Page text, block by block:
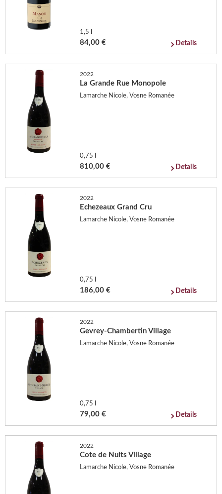
1,5 l
84,00 € Details
2022
La Grande Rue Monopole
Lamarche Nicole, Vosne Romanée
0,75 l
810,00 € Details
2022
Echezeaux Grand Cru
Lamarche Nicole, Vosne Romanée
0,75 l
186,00 € Details
2022
Gevrey-Chambertin Village
Lamarche Nicole, Vosne Romanée
0,75 l
79,00 € Details
2022
Cote de Nuits Village
Lamarche Nicole, Vosne Romanée